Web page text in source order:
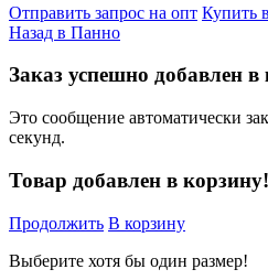
Отправить запрос на опт Купить
Назад в Панно
Заказ успешно добавлен в
Это сообщение автоматически
секунд.
Товар добавлен в корзину!
Продолжить В корзину
Выберите хотя бы один размер!